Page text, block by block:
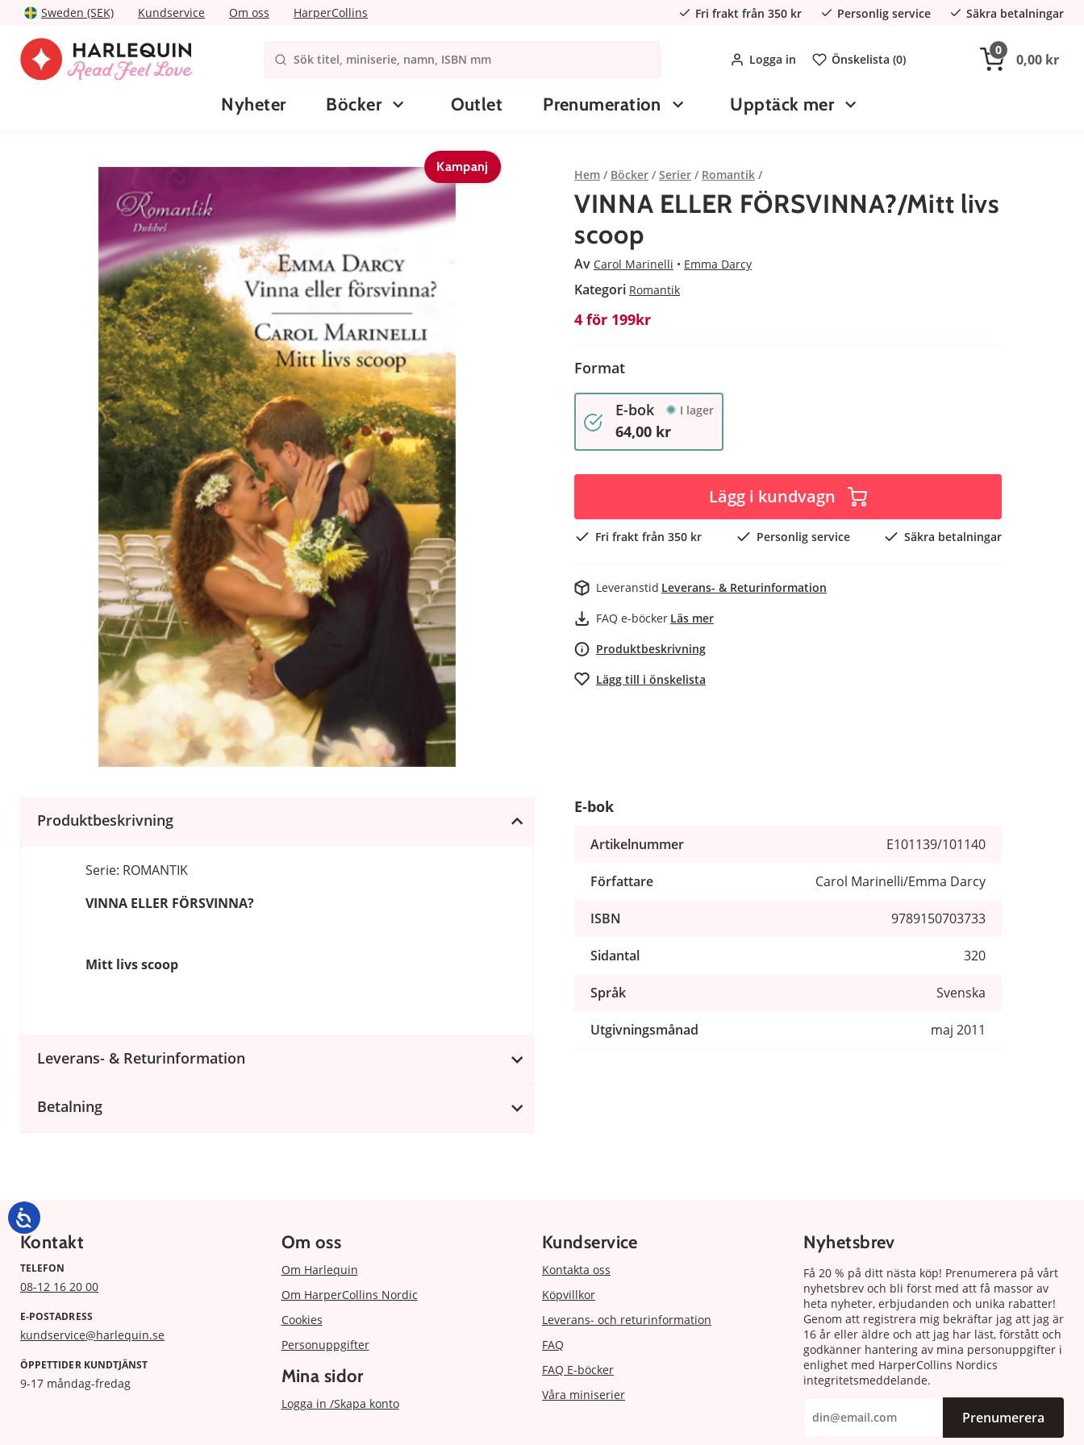
Sweden (SEK) Kundservice Om oss HarperCollins Fri frakt från 350 kr Personlig service Säkra betalningar
Logga in Önskelista (0)
0
0,00 kr
Nyheter Böcker Outlet Prenumeration Upptäck mer
Kampanj
Hem Böcker Serier Romantik
VINNA ELLER FÖRSVINNA?/Mitt livs
scoop
Av Carol Marinelli Emma Darcy
Kategori Romantik
4 för 199kr
Format
E-bok I lager
64,00 kr
Lägg i kundvagn
Fri frakt från 350 kr Personlig service Säkra betalningar
Leveranstid Leverans- & Returinformation
FAQ e-böcker Läs mer
Produktbeskrivning
Lägg till i önskelista
Produktbeskrivning
Serie: ROMANTIK
VINNA ELLER FÖRSVINNA?
Mitt livs scoop
Leverans- & Returinformation
Betalning
E-bok
Artikelnummer E101139/101140
Författare Carol Marinelli/Emma Darcy
ISBN 9789150703733
Sidantal 320
Språk Svenska
Utgivningsmånad maj 2011
Kontakt
TELEFON
08-12 16 20 00
E-POSTADRESS
kundservice@harlequin.se
ÖPPETTIDER KUNDTJÄNST
9-17 måndag-fredag
Om oss
Om Harlequin
Om HarperCollins Nordic
Cookies
Personuppgifter
Mina sidor
Logga in /Skapa konto
Kundservice
Kontakta oss
Köpvillkor
Leverans- och returinformation
FAQ
FAQ E-böcker
Våra miniserier
Nyhetsbrev
Få 20 % på ditt nästa köp! Prenumerera på vårt
nyhetsbrev och bli först med att få massor av
heta nyheter, erbjudanden och unika rabatter!
Genom att registrera mig bekräftar jag att jag är
16 år eller äldre och att jag har läst, förstått och
godkänner hantering av mina personuppgifter i
enlighet med HarperCollins Nordics
integritetsmeddelande.
Prenumerera